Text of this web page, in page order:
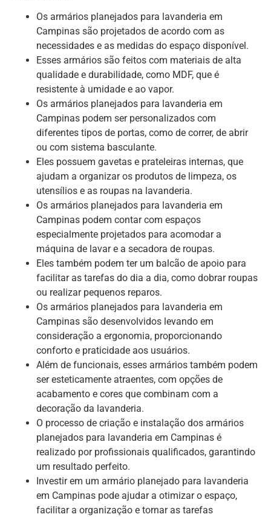
Os armários planejados para lavanderia em
Campinas são projetados de acordo com as
necessidades e as medidas do espaço disponível.
Esses armários são feitos com materiais de alta
qualidade e durabilidade, como MDF, que é
resistente à umidade e ao vapor.
Os armários planejados para lavanderia em
Campinas podem ser personalizados com
diferentes tipos de portas, como de correr, de abrir
ou com sistema basculante.
Eles possuem gavetas e prateleiras internas, que
ajudam a organizar os produtos de limpeza, os
utensílios e as roupas na lavanderia.
Os armários planejados para lavanderia em
Campinas podem contar com espaços
especialmente projetados para acomodar a
máquina de lavar e a secadora de roupas.
Eles também podem ter um balcão de apoio para
facilitar as tarefas do dia a dia, como dobrar roupas
ou realizar pequenos reparos.
Os armários planejados para lavanderia em
Campinas são desenvolvidos levando em
consideração a ergonomia, proporcionando
conforto e praticidade aos usuários.
Além de funcionais, esses armários também podem
ser esteticamente atraentes, com opções de
acabamento e cores que combinam com a
decoração da lavanderia.
O processo de criação e instalação dos armários
planejados para lavanderia em Campinas é
realizado por profissionais qualificados, garantindo
um resultado perfeito.
Investir em um armário planejado para lavanderia
em Campinas pode ajudar a otimizar o espaço,
facilitar a organização e tornar as tarefas